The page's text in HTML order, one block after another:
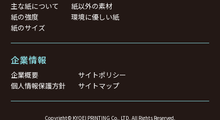
主な紙について
紙の強度
紙のサイズ
紙以外の素材
環境に優しい紙
企業情報
企業概要
個人情報保護方針
サイトポリシー
サイトマップ
Copyright© KYOEI PRINTING Co., LTD. All Rights Reserved.